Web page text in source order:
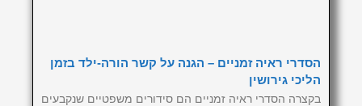
הסדרי ראיה זמניים – הגנה על קשר הורה-ילד בזמן
הליכי גירושין
בקצרה הסדרי ראיה זמניים הם סידורים משפטיים שנקבעים